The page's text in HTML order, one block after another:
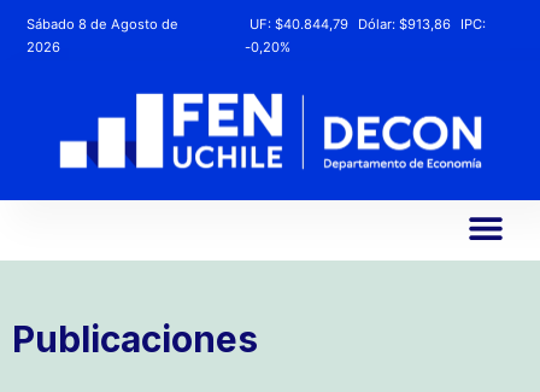
Sábado 8 de Agosto de
2026
UF:$40.844,79 Dólar:$913,86
IPC:
-0,20%
Publicaciones